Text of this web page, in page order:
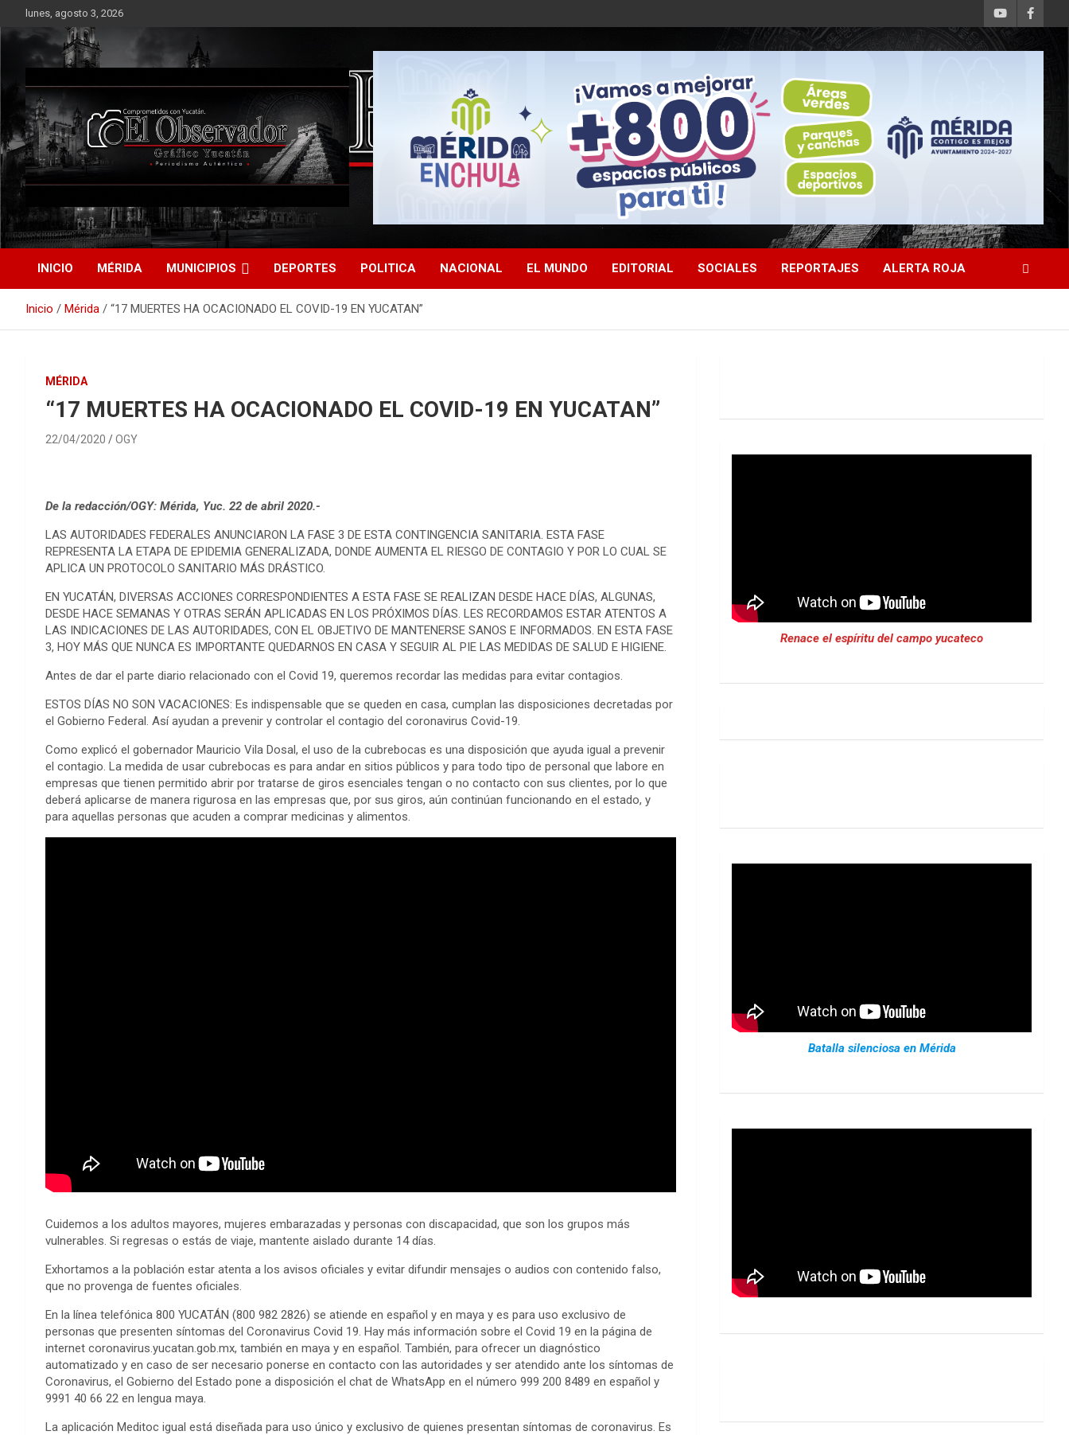
Saltar
al
contenido
lunes, agosto 3, 2026
El Observador Gráfico
Yucatán
Periodismo Auténtico
INICIO MÉRIDA MUNICIPIOS DEPORTES POLITICA NACIONAL EL MUNDO EDITORIAL SOCIALES REPORTAJES ALERTA ROJA
Inicio Mérida “17 MUERTES HA OCACIONADO EL COVID-19 EN YUCATAN”
MÉRIDA
“17 MUERTES HA OCACIONADO EL COVID-19 EN YUCATAN”
22/04/2020 OGY
De la redacción/OGY: Mérida, Yuc. 22 de abril 2020.-
LAS AUTORIDADES FEDERALES ANUNCIARON LA FASE 3 DE ESTA CONTINGENCIA SANITARIA. ESTA FASE
REPRESENTA LA ETAPA DE EPIDEMIA GENERALIZADA, DONDE AUMENTA EL RIESGO DE CONTAGIO Y POR LO CUAL SE
APLICA UN PROTOCOLO SANITARIO MÁS DRÁSTICO.
EN YUCATÁN, DIVERSAS ACCIONES CORRESPONDIENTES A ESTA FASE SE REALIZAN DESDE HACE DÍAS, ALGUNAS,
DESDE HACE SEMANAS Y OTRAS SERÁN APLICADAS EN LOS PRÓXIMOS DÍAS. LES RECORDAMOS ESTAR ATENTOS A
LAS INDICACIONES DE LAS AUTORIDADES, CON EL OBJETIVO DE MANTENERSE SANOS E INFORMADOS. EN ESTA FASE
3, HOY MÁS QUE NUNCA ES IMPORTANTE QUEDARNOS EN CASA Y SEGUIR AL PIE LAS MEDIDAS DE SALUD E HIGIENE.
Antes de dar el parte diario relacionado con el Covid 19, queremos recordar las medidas para evitar contagios.
ESTOS DÍAS NO SON VACACIONES: Es indispensable que se queden en casa, cumplan las disposiciones decretadas por
el Gobierno Federal. Así ayudan a prevenir y controlar el contagio del coronavirus Covid-19.
Como explicó el gobernador Mauricio Vila Dosal, el uso de la cubrebocas es una disposición que ayuda igual a prevenir
el contagio. La medida de usar cubrebocas es para andar en sitios públicos y para todo tipo de personal que labore en
empresas que tienen permitido abrir por tratarse de giros esenciales tengan o no contacto con sus clientes, por lo que
deberá aplicarse de manera rigurosa en las empresas que, por sus giros, aún continúan funcionando en el estado, y
para aquellas personas que acuden a comprar medicinas y alimentos.
Cuidemos a los adultos mayores, mujeres embarazadas y personas con discapacidad, que son los grupos más
vulnerables. Si regresas o estás de viaje, mantente aislado durante 14 días.
Exhortamos a la población estar atenta a los avisos oficiales y evitar difundir mensajes o audios con contenido falso,
que no provenga de fuentes oficiales.
En la línea telefónica 800 YUCATÁN (800 982 2826) se atiende en español y en maya y es para uso exclusivo de
personas que presenten síntomas del Coronavirus Covid 19. Hay más información sobre el Covid 19 en la página de
internet coronavirus.yucatan.gob.mx, también en maya y en español. También, para ofrecer un diagnóstico
automatizado y en caso de ser necesario ponerse en contacto con las autoridades y ser atendido ante los síntomas de
Coronavirus, el Gobierno del Estado pone a disposición el chat de WhatsApp en el número 999 200 8489 en español y
9991 40 66 22 en lengua maya.
La aplicación Meditoc igual está diseñada para uso único y exclusivo de quienes presentan síntomas de coronavirus. Es
Renace el espíritu del campo yucateco
Batalla silenciosa en Mérida